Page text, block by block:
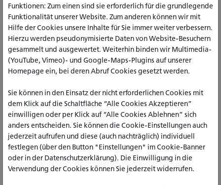
ALLE INHALTE AUFKLAPPEN
Funktionen: Zum einen sind sie erforderlich für die grundlegende
Funktionalität unserer Website. Zum anderen können wir mit
Hilfe der Cookies unsere Inhalte für Sie immer weiter verbessern.
Hierzu werden pseudonymisierte Daten von Website-Besuchern
gesammelt und ausgewertet. Weiterhin binden wir Multimedia-
(YouTube, Vimeo)- und Google-Maps-Plugins auf unserer
Homepage ein, bei deren Abruf Cookies gesetzt werden.
Sie können in den Einsatz der nicht erforderlichen Cookies mit
dem Klick auf die Schaltfläche “Alle Cookies Akzeptieren”
einwilligen oder per Klick auf “Alle Cookies Ablehnen” sich
anders entscheiden. Sie können die Cookie-Einstellungen auch
jederzeit aufrufen und diese (auch nachträglich) individuell
festlegen (über den Button "Einstellungen" im Cookie-Banner
oder in der Datenschutzerklärung). Die Einwilligung in die
Verwendung der Cookies können Sie jederzeit widerrufen.